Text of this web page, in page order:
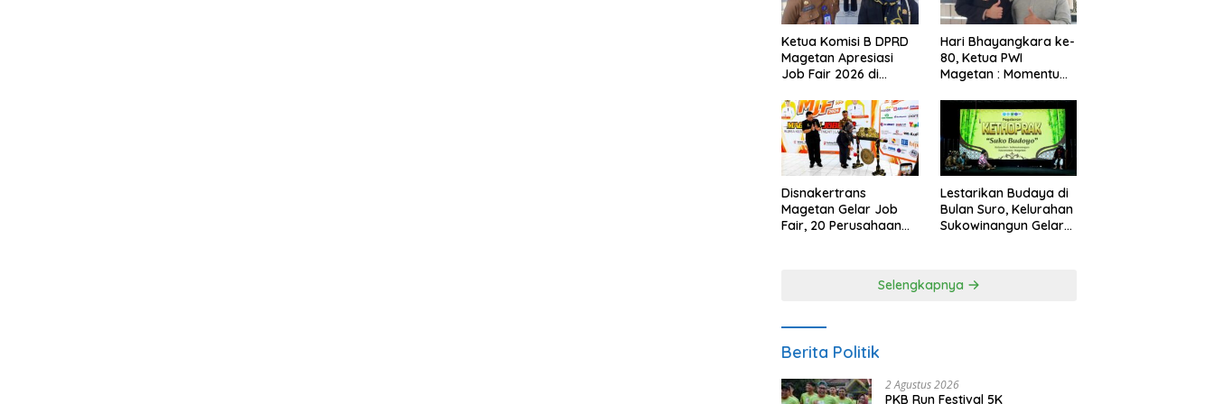
Ketua Komisi B DPRD
Magetan Apresiasi
Job Fair 2026 di
Anggaran
Hari Bhayangkara ke-
80, Ketua PWI
Magetan : Momentum
Kepercayaan Publik
Disnakertrans
Magetan Gelar Job
Fair, 20 Perusahaan
Lestarikan Budaya di
Bulan Suro, Kelurahan
Sukowinangun Gelar
Selengkapnya
Berita Politik
2 Agustus 2026
PKB Run Festival 5K